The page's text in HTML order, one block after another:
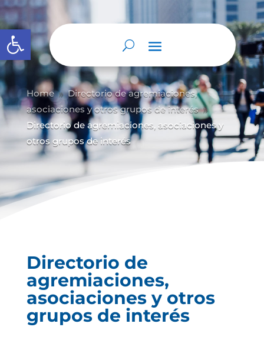
Abrir barra de herramientas
Home 9 Directorio de agremiaciones,
asociaciones y otros grupos de interés 9
Directorio de agremiaciones, asociaciones y
otros grupos de interés
Directorio de
agremiaciones,
asociaciones y otros
grupos de interés